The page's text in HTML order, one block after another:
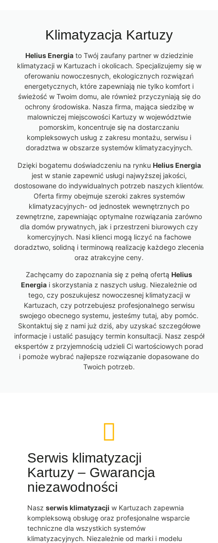
Klimatyzacja Kartuzy
Helius Energiato Twój zaufany partner w dziedzinie
klimatyzacji w Kartuzach i okolicach. Specjalizujemy się w
oferowaniu nowoczesnych, ekologicznych rozwiązań
energetycznych, które zapewniają nie tylko komfort i
świeżość w Twoim domu, ale również przyczyniają się do
ochrony środowiska. Nasza firma, mająca siedzibę w
malowniczej miejscowości Kartuzy w województwie
pomorskim, koncentruje się na dostarczaniu
kompleksowych usług z zakresu montażu, serwisu i
doradztwa w obszarze systemów klimatyzacyjnych.
Dzięki bogatemu doświadczeniu na rynku Helius Energia
jest w stanie zapewnić usługi najwyższej jakości,
dostosowane do indywidualnych potrzeb naszych klientów.
Oferta firmy obejmuje szeroki zakres systemów
klimatyzacyjnych- od jednostek wewnętrznych po
zewnętrzne, zapewniając optymalne rozwiązania zarówno
dla domów prywatnych, jak i przestrzeni biurowych czy
komercyjnych. Nasi klienci mogą liczyć na fachowe
doradztwo, solidną i terminową realizację każdego zlecenia
oraz atrakcyjne ceny.
Zachęcamy do zapoznania się z pełną ofertą Helius
Energia i skorzystania z naszych usług. Niezależnie od
tego, czy poszukujesz nowoczesnej klimatyzacji w
Kartuzach, czy potrzebujesz profesjonalnego serwisu
swojego obecnego systemu, jesteśmy tutaj, aby pomóc.
Skontaktuj się z nami już dziś, aby uzyskać szczegółowe
informacje i ustalić pasujący termin konsultacji. Nasz zespół
ekspertów z przyjemnością udzieli Ci wartościowych porad
i pomoże wybrać najlepsze rozwiązanie dopasowane do
Twoich potrzeb.
Serwis klimatyzacji
Kartuzy – Gwarancja
niezawodności
Nasz serwis klimatyzacji w Kartuzach zapewnia
kompleksową obsługę oraz profesjonalne wsparcie
techniczne dla wszystkich systemów
klimatyzacyjnych. Niezależnie od marki i modelu